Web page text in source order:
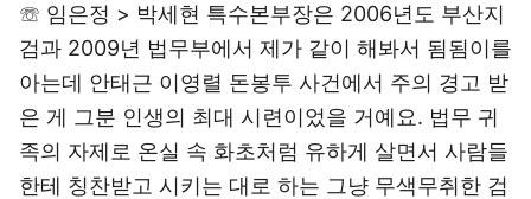
☏ 임은정 > 박세현 특수본부장은 2006년도 부산지
검과 2009년 법무부에서 제가 같이 해봐서 됨됨이를
아는데 안태근 이영렬 돈봉투 사건에서 주의 경고 받
은 게 그분 인생의 최대 시련이었을 거예요. 법무 귀
족의 자제로 온실 속 화초처럼 유하게 살면서 사람들
한테 칭찬받고 시키는 대로 하는 그냥 무색무취한 검